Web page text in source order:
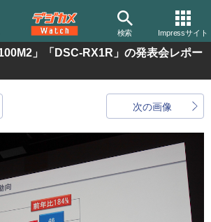
検索 Impressサイト
」「DSC-RX1R」の発表会レポー
次の画像